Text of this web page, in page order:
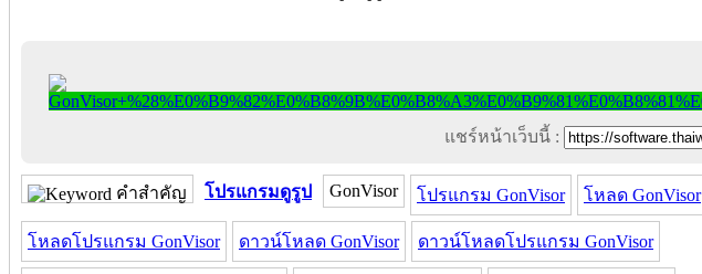
แชร์หน้าเว็บนี้ :
คำสำคัญ โปรแกรมดูรูป GonVisor โปรแกรม GonVisor โหลด GonVisor
โหลดโปรแกรม GonVisor ดาวน์โหลด GonVisor ดาวน์โหลดโปรแกรม GonVisor